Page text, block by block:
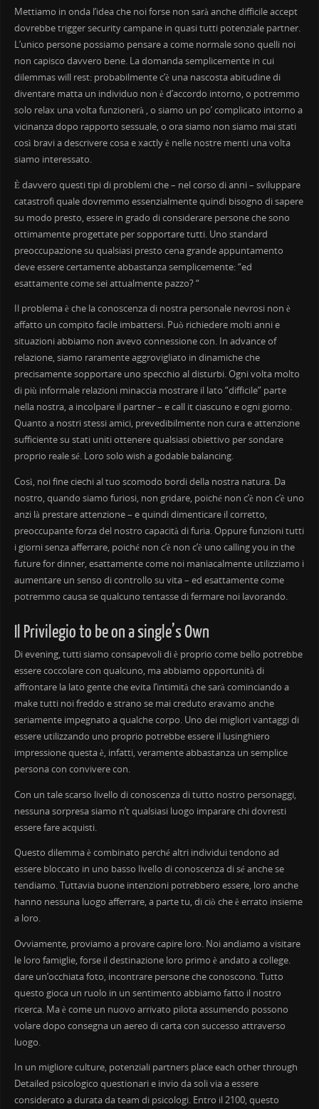
Mettiamo in onda l’idea che noi forse non sarà anche difficile accept
dovrebbe trigger security campane in quasi tutti potenziale partner.
L’unico persone possiamo pensare a come normale sono quelli noi
non capisco davvero bene. La domanda semplicemente in cui
dilemmas will rest: probabilmente c’è una nascosta abitudine di
diventare matta un individuo non è d’accordo intorno, o potremmo
solo relax una volta funzionerà , o siamo un po’ complicato intorno a
vicinanza dopo rapporto sessuale, o ora siamo non siamo mai stati
così bravi a descrivere cosa e xactly è nelle nostre menti una volta
siamo interessato.
È davvero questi tipi di problemi che – nel corso di anni – sviluppare
catastrofi quale dovremmo essenzialmente quindi bisogno di sapere
su modo presto, essere in grado di considerare persone che sono
ottimamente progettate per sopportare tutti. Uno standard
preoccupazione su qualsiasi presto cena grande appuntamento
deve essere certamente abbastanza semplicemente: “ed
esattamente come sei attualmente pazzo? “
Il problema è che la conoscenza di nostra personale nevrosi non è
affatto un compito facile imbattersi. Può richiedere molti anni e
situazioni abbiamo non avevo connessione con. In advance of
relazione, siamo raramente aggrovigliato in dinamiche che
precisamente sopportare uno specchio al disturbi. Ogni volta molto
di più informale relazioni minaccia mostrare il lato “difficile” parte
nella nostra, a incolpare il partner – e call it ciascuno e ogni giorno.
Quanto a nostri stessi amici, prevedibilmente non cura e attenzione
sufficiente su stati uniti ottenere qualsiasi obiettivo per sondare
proprio reale sé. Loro solo wish a godable balancing.
Così, noi fine ciechi al tuo scomodo bordi della nostra natura. Da
nostro, quando siamo furiosi, non gridare, poiché non c’è non c’è uno
anzi là prestare attenzione – e quindi dimenticare il corretto,
preoccupante forza del nostro capacità di furia. Oppure funzioni tutti
i giorni senza afferrare, poiché non c’è non c’è uno calling you in the
future for dinner, esattamente come noi maniacalmente utilizziamo i
aumentare un senso di controllo su vita – ed esattamente come
potremmo causa se qualcuno tentasse di fermare noi lavorando.
Il Privilegio to be on a single’s Own
Di evening, tutti siamo consapevoli di è proprio come bello potrebbe
essere coccolare con qualcuno, ma abbiamo opportunità di
affrontare la lato gente che evita l’intimità che sarà cominciando a
make tutti noi freddo e strano se mai creduto eravamo anche
seriamente impegnato a qualche corpo. Uno dei migliori vantaggi di
essere utilizzando uno proprio potrebbe essere il lusinghiero
impressione questa è, infatti, veramente abbastanza un semplice
persona con convivere con.
Con un tale scarso livello di conoscenza di tutto nostro personaggi,
nessuna sorpresa siamo n’t qualsiasi luogo imparare chi dovresti
essere fare acquisti.
Questo dilemma è combinato perché altri individui tendono ad
essere bloccato in uno basso livello di conoscenza di sé anche se
tendiamo. Tuttavia buone intenzioni potrebbero essere, loro anche
hanno nessuna luogo afferrare, a parte tu, di ciò che è errato insieme
a loro.
Ovviamente, proviamo a provare capire loro. Noi andiamo a visitare
le loro famiglie, forse il destinazione loro primo è andato a college.
dare un’occhiata foto, incontrare persone che conoscono. Tutto
questo gioca un ruolo in un sentimento abbiamo fatto il nostro
ricerca. Ma è come un nuovo arrivato pilota assumendo possono
volare dopo consegna un aereo di carta con successo attraverso
luogo.
In un migliore culture, potenziali partners place each other through
Detailed psicologico questionari e invio da soli via a essere
considerato a durata da team di psicologi. Entro il 2100, questo